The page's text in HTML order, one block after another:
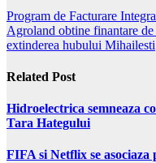
Program de Facturare
Agroland obtine finantare
extinderea hubului Mihailesti
Related Post
Hidroelectrica semneaza
Tara Hategului
FIFA si Netflix se